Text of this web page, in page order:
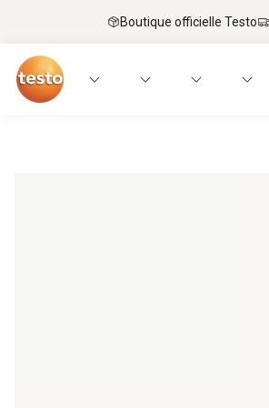
Boutique officielle Testo